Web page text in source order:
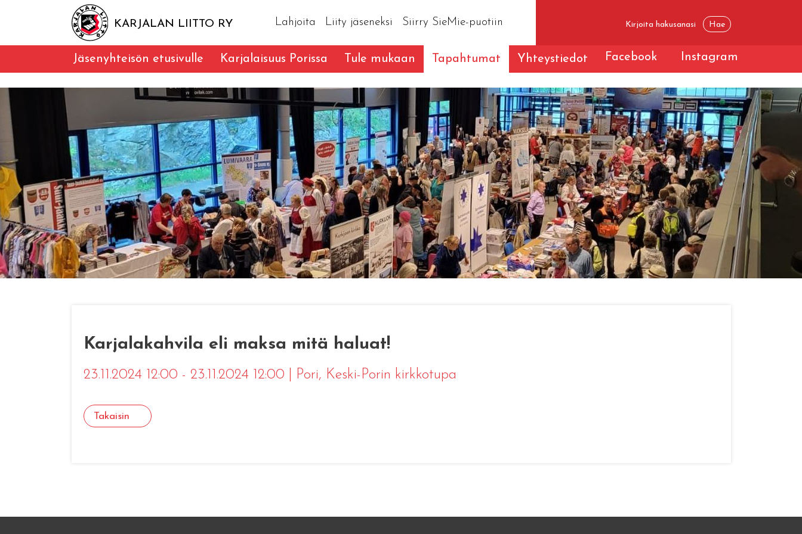
KARJALAN LIITTO RY Lahjoita Liity jäseneksi Siirry SieMie-puotiin
Jäsenyhteisön etusivulle Karjalaisuus Porissa Tule mukaan Tapahtumat Yhteystiedot Facebook Instagram
Karjalakahvila eli maksa mitä haluat!
23.11.2024 12:00 - 23.11.2024 12:00 Pori, Keski-Porin kirkkotupa
Takaisin